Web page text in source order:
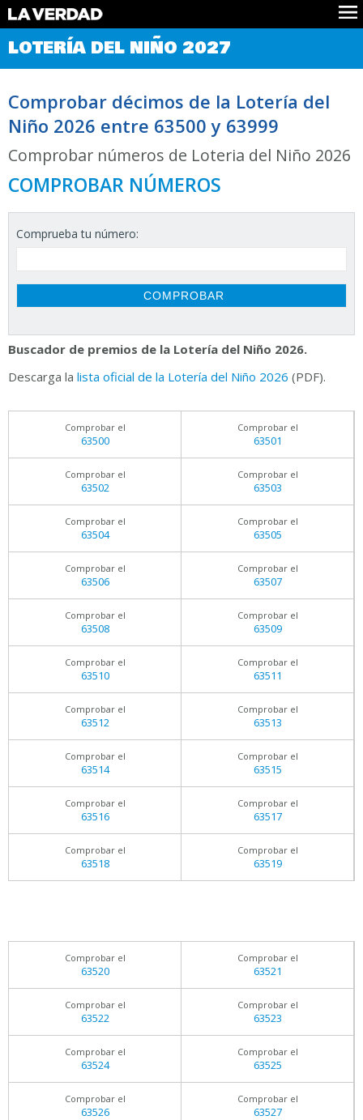
Comprobar Loteria del Niño
Premios
Noticias
Datos
Historia
LOTERÍA DEL NIÑO 2027
Comprobar décimos de la Lotería del
Niño 2026 entre 63500 y 63999
Comprobar números de Loteria del Niño 2026
COMPROBAR NÚMEROS
Comprueba tu número:
Buscador de premios de la Lotería del Niño 2026.
Descarga la lista oficial de la Lotería del Niño 2026 (PDF).
Comprobar el
63500
Comprobar el
63501
Comprobar el
63502
Comprobar el
63503
Comprobar el
63504
Comprobar el
63505
Comprobar el
63506
Comprobar el
63507
Comprobar el
63508
Comprobar el
63509
Comprobar el
63510
Comprobar el
63511
Comprobar el
63512
Comprobar el
63513
Comprobar el
63514
Comprobar el
63515
Comprobar el
63516
Comprobar el
63517
Comprobar el
63518
Comprobar el
63519
Comprobar el
63520
Comprobar el
63521
Comprobar el
63522
Comprobar el
63523
Comprobar el
63524
Comprobar el
63525
Comprobar el
63526
Comprobar el
63527